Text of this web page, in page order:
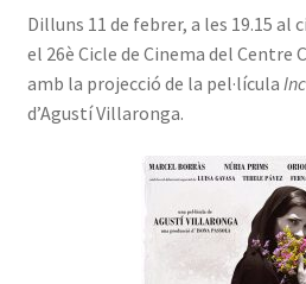
INICIA SESSIÓ
Dilluns 11 de febrer, a les 19.15
el 26è Cicle de Cinema del Centre
amb la projecció de la pel·lícula
d’Agustí Villaronga.